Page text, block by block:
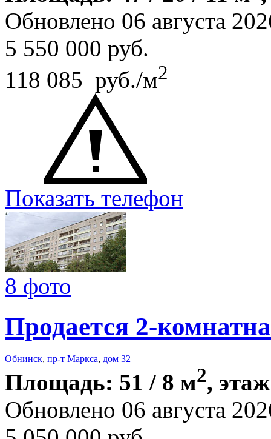
Обновлено 06 августа
5 550 000 руб.
118 085 руб./м2
Показать телефон
8 фото
Продается 2-
Обнинск, пр-т Маркса, дом 32
Площадь: 51 / 8 м2,
Обновлено 06 августа